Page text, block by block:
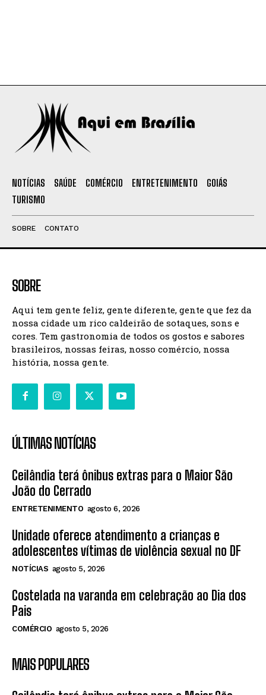
NOTÍCIAS SAÚDE COMÉRCIO ENTRETENIMENTO
GOIÁS
TURISMO
SOBRE CONTATO
SOBRE
Aqui tem gente feliz, gente diferente, gente que fez da
nossa cidade um rico caldeirão de sotaques, sons e
cores. Tem gastronomia de todos os gostos e sabores
brasileiros, nossas feiras, nosso comércio, nossa
história, nossa gente.
ÚLTIMAS NOTÍCIAS
Ceilândia terá ônibus extras para o Maior São
João do Cerrado
ENTRETENIMENTO agosto 6, 2026
Unidade oferece atendimento a crianças e
adolescentes vítimas de violência sexual no DF
NOTÍCIAS agosto 5, 2026
Costelada na varanda em celebração ao Dia dos
Pais
COMÉRCIO agosto 5, 2026
MAIS POPULARES